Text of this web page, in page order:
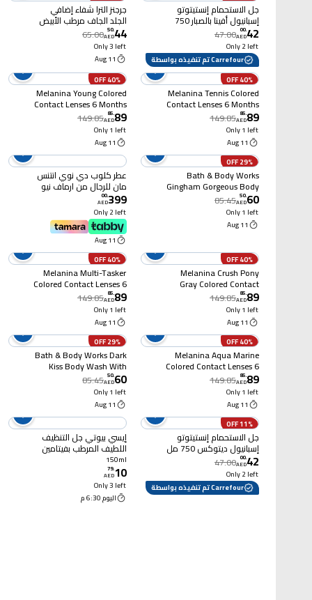
جل الاستحمام إنستيتوتو
إسبانيول أفينا بالصبار 750
مل
42
.
00
AED
47.00
Only 2 left
Carrefour تم تنفيذه بواسطة
جرجنز الترا شفاء إضافي
الجلد الجاف مرطب الأبيض
400X2ml
44
.
50
AED
65.00
Only 3 left
11 Aug
40% OFF
Melanina Tennis Colored
Contact Lenses 6 Months
89
.
85
AED
149.85
Only 1 left
11 Aug
40% OFF
Melanina Young Colored
Contact Lenses 6 Months
89
.
85
AED
149.85
Only 1 left
11 Aug
29% OFF
Bath & Body Works
Gingham Gorgeous Body
Wash 295ml
60
.
50
AED
85.45
Only 1 left
11 Aug
عطر كلوب دي نوي انتنس
مان للرجال من ارماف نيو
ان بوكس ، 3.6 أونصة
399
.
00
AED
Only 2 left
11 Aug
40% OFF
Melanina Crush Pony
Gray Colored Contact
Lenses 6 Months
89
.
85
AED
149.85
Only 1 left
11 Aug
40% OFF
Melanina Multi-Tasker
Colored Contact Lenses 6
Months
89
.
85
AED
149.85
Only 1 left
11 Aug
40% OFF
Melanina Aqua Marine
Colored Contact Lenses 6
Months
89
.
85
AED
149.85
Only 1 left
11 Aug
29% OFF
Bath & Body Works Dark
Kiss Body Wash With
Pro-Vitamin B5 & Aloe
295ml
60
.
50
AED
85.45
Only 1 left
11 Aug
11% OFF
جل الاستحمام إنستيتوتو
إسبانيول ديتوكس 750 مل
42
.
00
AED
47.00
Only 2 left
Carrefour تم تنفيذه بواسطة
إيسي بيوتي جل التنظيف
اللطيف المرطب بفيتامين
E، 150 ملل
150ml
10
.
79
AED
Only 3 left
اليوم 6:30 م